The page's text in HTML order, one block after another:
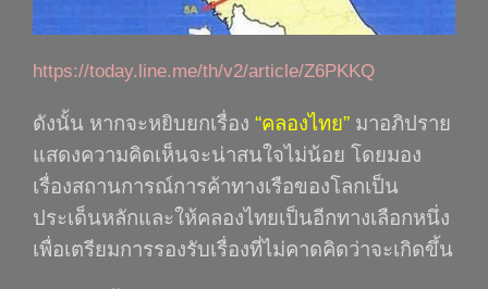
https://today.line.me/th/v2/article/Z6PKKQ
ดังนั้น หากจะหยิบยกเรื่อง “คลองไทย” มาอภิปราย
แสดงความคิดเห็นจะน่าสนใจไม่น้อย โดยมอง
เรื่องสถานการณ์การค้าทางเรือของโลกเป็น
ประเด็นหลักและให้คลองไทยเป็นอีกทางเลือกหนึ่ง
เพื่อเตรียมการรองรับเรื่องที่ไม่คาดคิดว่าจะเกิดขึ้น